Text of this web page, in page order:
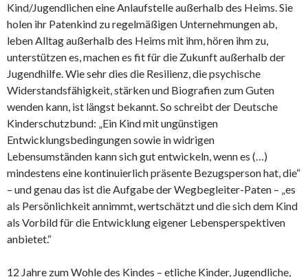
Kind/Jugendlichen eine Anlaufstelle außerhalb des Heims. Sie
holen ihr Patenkind zu regelmäßigen Unternehmungen ab,
leben Alltag außerhalb des Heims mit ihm, hören ihm zu,
unterstützen es, machen es fit für die Zukunft außerhalb der
Jugendhilfe. Wie sehr dies die Resilienz, die psychische
Widerstandsfähigkeit, stärken und Biografien zum Guten
wenden kann, ist längst bekannt. So schreibt der Deutsche
Kinderschutzbund: „Ein Kind mit ungünstigen
Entwicklungsbedingungen sowie in widrigen
Lebensumständen kann sich gut entwickeln, wenn es (…)
mindestens eine kontinuierlich präsente Bezugsperson hat, die“
– und genau das ist die Aufgabe der Wegbegleiter-Paten – „es
als Persönlichkeit annimmt, wertschätzt und die sich dem Kind
als Vorbild für die Entwicklung eigener Lebensperspektiven
anbietet.“
12 Jahre zum Wohle des Kindes – etliche Kinder, Jugendliche,